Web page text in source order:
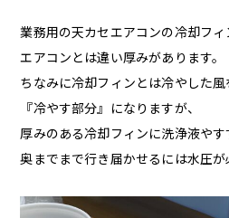
業務用の天カセエアコンの冷却フ
エアコンとは違い厚みがあります。
ちなみに冷却フィンとは冷やした風
『冷やす部分』になりますが、
厚みのある冷却フィンに洗浄液や
奥までまで行き届かせるには水圧が